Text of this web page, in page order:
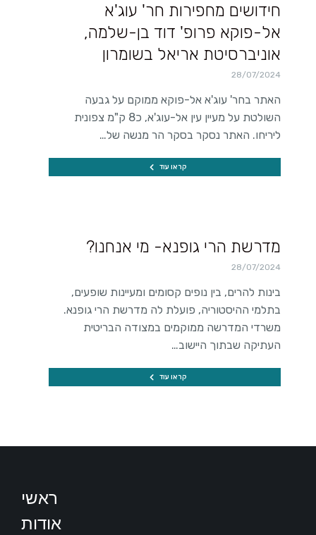
חידושים מחפירות חר' עוג'א
אל-פוקא פרופ' דוד בן-שלמה,
אוניברסיטת אריאל בשומרון
28/07/2024
האתר בחר' עוג'א אל-פוקא ממוקם על גבעה
השולטת על מעיין עין אל-עוג'א, כ8 ק"מ צפונית
ליריחו. האתר נסקר בסקר הר מנשה של…
קראו עוד
מדרשת הרי גופנא- מי אנחנו?
28/07/2024
בינות להרים, בין נופים קסומים ומעיינות שופעים,
בתלמי ההיסטוריה, פועלת לה מדרשת הרי גופנא.
משרדי המדרשה ממוקמים במצודה הבריטית
העתיקה שבתוך היישוב…
קראו עוד
ראשי
אודות